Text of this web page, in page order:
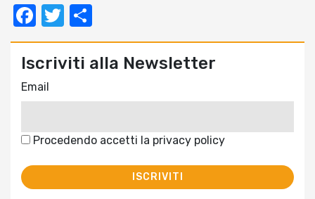
Facebook
Twitter
Iscriviti alla Newsletter
Email
Procedendo accetti la privacy policy